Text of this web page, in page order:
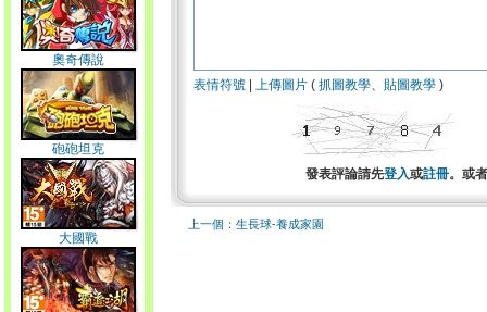
奧奇傳說
砲砲坦克
大國戰
表情符號 上傳圖片 ( 抓圖教學、 貼圖教學 )
發表評論請先登入或註冊。或
上一個：生長球-養成家園